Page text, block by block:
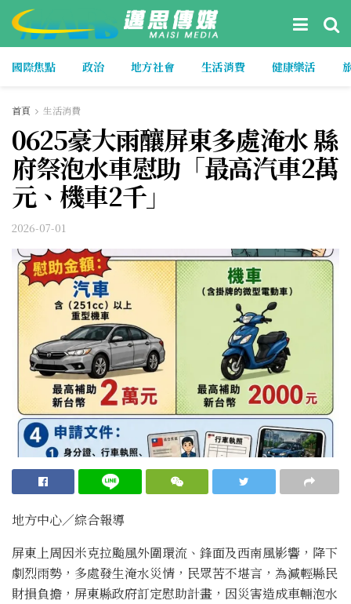
國際焦點 政治 地方社會 生活消費 健康樂活
首頁 生活消費
0625豪大雨釀屏東多處淹水 縣
府祭泡水車慰助「最高汽車2萬
元、機車2千」
2026-07-01
地方中心／綜合報導
屏東上周因米克拉颱風外圍環流、鋒面及西南風影響，降下
劇烈雨勢，多處發生淹水災情，民眾苦不堪言，為減輕縣民
財損負擔，屏東縣政府訂定慰助計畫，因災害造成車輛泡水